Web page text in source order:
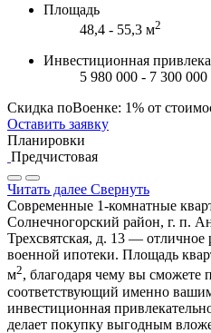
Площадь
48,4 - 55,3 м2
Инвестиционная
5 980 000 - 7 300 000
Скидка поВоенке: 1% от
Оставить заявку
Планировки
Предчистовая
Читать далее Свернуть
Современные 1-комнатные
Солнечногорский район, г. п.
Трехсвятская, д. 13 — отличное
военной ипотеки. Площадь
м2, благодаря чему вы сможете
соответствующий именно
инвестиционная
делает покупку выгодным